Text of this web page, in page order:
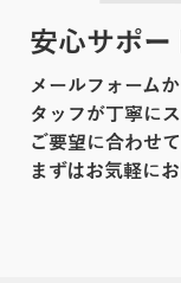
安心サポー
メールフォーム
タッフが丁寧に
ご要望に合わせ
まずはお気軽に